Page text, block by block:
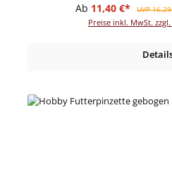
Verkaufspreis:
Ab 11,40 €* Regulärer
UVP
Preise inkl. MwSt.